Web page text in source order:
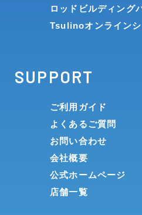
ロッドビルディング
Tsulinoオンライン
SUPPORT
ご利用ガイド
よくあるご質問
お問い合わせ
会社概要
公式ホームページ
店舗一覧